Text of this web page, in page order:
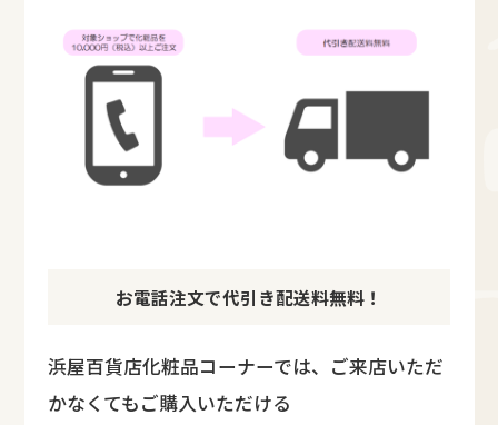
お電話注文で代引き配送料無料！
浜屋百貨店化粧品コーナーでは、ご来店いただ
かなくてもご購入いただける